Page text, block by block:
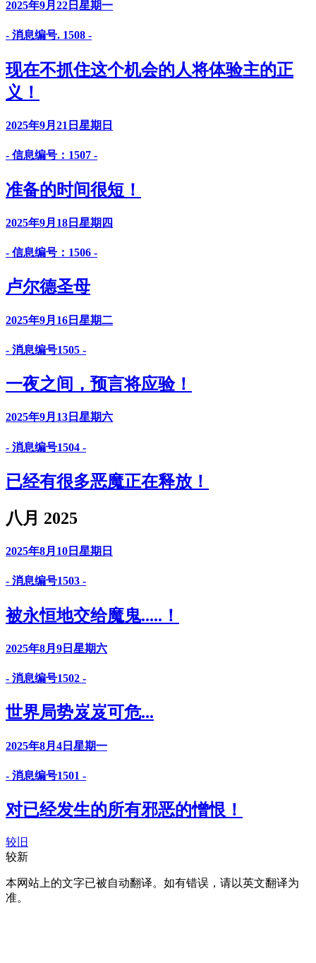
2025年9月22日星期一
- 消息编号. 1508 -
现在不抓住这个机会的人将体验主的正
义！
2025年9月21日星期日
- 信息编号：1507 -
准备的时间很短！
2025年9月18日星期四
- 信息编号：1506 -
卢尔德圣母
2025年9月16日星期二
- 消息编号1505 -
一夜之间，预言将应验！
2025年9月13日星期六
- 消息编号1504 -
已经有很多恶魔正在释放！
八月 2025
2025年8月10日星期日
- 消息编号1503 -
被永恒地交给魔鬼.....！
2025年8月9日星期六
- 消息编号1502 -
世界局势岌岌可危...
2025年8月4日星期一
- 消息编号1501 -
对已经发生的所有邪恶的憎恨！
较旧
较新
本网站上的文字已被自动翻译。如有错误，请以英文翻译为
准。